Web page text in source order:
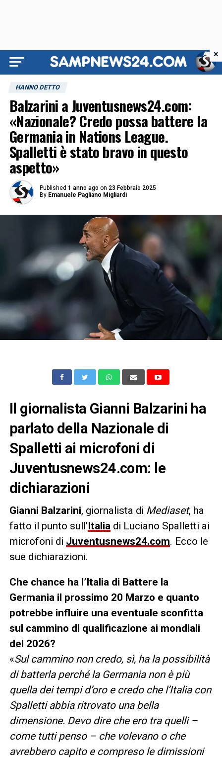
HANNO DETTO
Balzarini a Juventusnews24.com:
«Nazionale? Credo possa battere la
Germania in Nations League.
Spalletti è stato bravo in questo
aspetto»
Published 1 anno ago on 23 Febbraio 2025
By Emanuele Pagliano Migliardi
Il giornalista Gianni Balzarini ha
parlato della Nazionale di
Spalletti ai microfoni di
Juventusnews24.com: le
dichiarazioni
Gianni Balzarini, giornalista di Mediaset, ha
fatto il punto sull’Italiadi Luciano Spalletti ai
microfoni di Juventusnews24.com. Ecco le
sue dichiarazioni.
Che chance ha l’Italia di Battere la
Germania il prossimo 20 Marzo e quanto
potrebbe influire una eventuale sconfitta
sul cammino di qualificazione ai mondiali
del 2026?
«Sul cammino non credo, sì, ha la possibilità
di batterla perché la Germania non è più
quella dei tempi d’oro e credo che l’Italia con
Spalletti abbia ritrovato una bella
dimensione. Devo dire che ero tra quelli –
come tutti penso – che volevano o che
avrebbero capito e compreso le dimissioni
×